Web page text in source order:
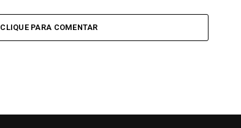
CLIQUE PARA COMENTAR